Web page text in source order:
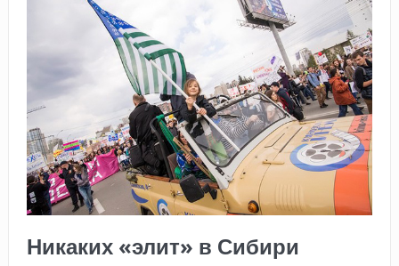
Никаких «элит» в Сибири